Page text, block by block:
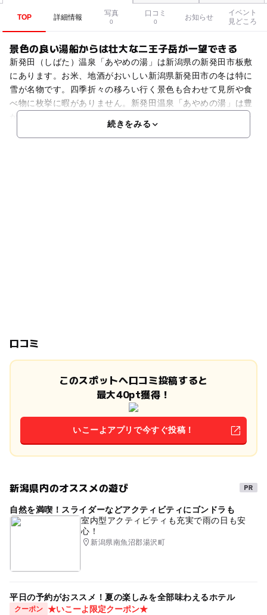
TOP 詳細情報 写真
0
口コミ
0
お知らせ
イベント
見どころ
景色の良い湯船からは壮大な二王子岳が一望できる
新発田（しばた）温泉「あやめの湯」は新潟県の新発田市板敷
にあります。お米、地酒がおいしい新潟県新発田市の冬は特に
雪が名物です。四季折々の移ろい行く景色も合わせて見所や食
べ物に枚挙に暇がありません。新発田温泉「あやめの湯」は豊
続きをみる
口コミ
このスポットへ口コミ投稿すると
最大40pt獲得！
いこーよアプリで今すぐ投稿！
新潟県内のオススメの遊び
自然を満喫！スライダーなどアクティビティにゴンドラも
室内型アクティビティも充実で雨の日も安
心！
新潟県南魚沼郡湯沢町
平日の予約がおススメ！夏の楽しみを全部味わえるホテル
クーポン ★いこーよ限定クーポン★